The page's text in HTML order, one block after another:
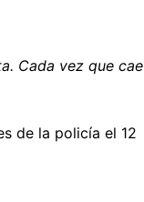
Cada vez que cae
de la policía el 12